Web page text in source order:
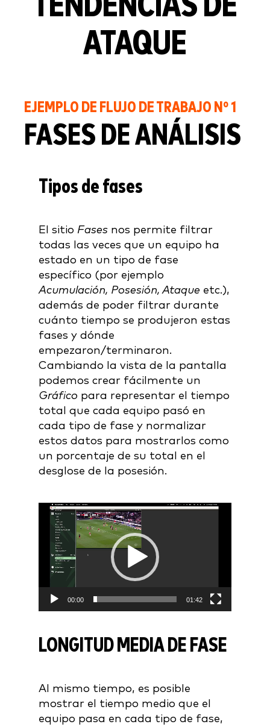
ATAQUE
EJEMPLO DE FLUJO DE TRABAJO Nº 1
FASES DE ANÁLISIS
Tipos de fases
El sitio Fases nos permite filtrar
todas las veces que un equipo ha
estado en un tipo de fase
específico (por ejemplo
Acumulación, Posesión, Ataque etc.),
además de poder filtrar durante
cuánto tiempo se produjeron estas
fases y dónde
empezaron/terminaron.
Cambiando la vista de la pantalla
podemos crear fácilmente un
Gráfico para representar el tiempo
total que cada equipo pasó en
cada tipo de fase y normalizar
estos datos para mostrarlos como
un porcentaje de su total en el
desglose de la posesión.
Video
Player
00:00 01:42
LONGITUD MEDIA DE FASE
Al mismo tiempo, es posible
mostrar el tiempo medio que el
equipo pasa en cada tipo de fase,